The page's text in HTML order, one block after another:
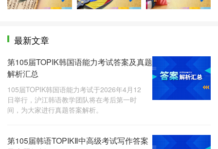
最新文章
第105届TOPIK韩国语能力考试答案及真题
解析汇总
105届TOPIK韩国语能力考试于2026年4月12
日举行，沪江韩语教学团队将在考后第一时
间，为大家进行真题答案解析。
第105届韩语TOPIKⅡ中高级考试写作答案